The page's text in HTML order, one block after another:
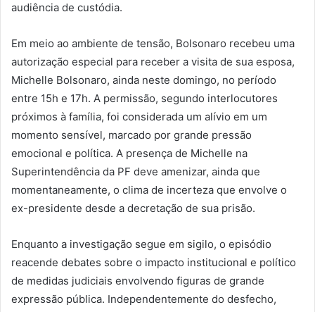
audiência de custódia.
Em meio ao ambiente de tensão, Bolsonaro recebeu uma
autorização especial para receber a visita de sua esposa,
Michelle Bolsonaro, ainda neste domingo, no período
entre 15h e 17h. A permissão, segundo interlocutores
próximos à família, foi considerada um alívio em um
momento sensível, marcado por grande pressão
emocional e política. A presença de Michelle na
Superintendência da PF deve amenizar, ainda que
momentaneamente, o clima de incerteza que envolve o
ex-presidente desde a decretação de sua prisão.
Enquanto a investigação segue em sigilo, o episódio
reacende debates sobre o impacto institucional e político
de medidas judiciais envolvendo figuras de grande
expressão pública. Independentemente do desfecho,